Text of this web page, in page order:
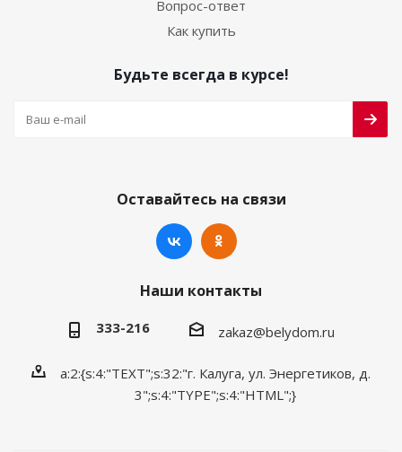
Вопрос-ответ
Как купить
Будьте всегда в курсе!
Оставайтесь на связи
Наши контакты
333-216 zakaz@belydom.ru
a:2:{s:4:"TEXT";s:32:"г. Калуга, ул. Энергетиков, д.
3";s:4:"TYPE";s:4:"HTML";}